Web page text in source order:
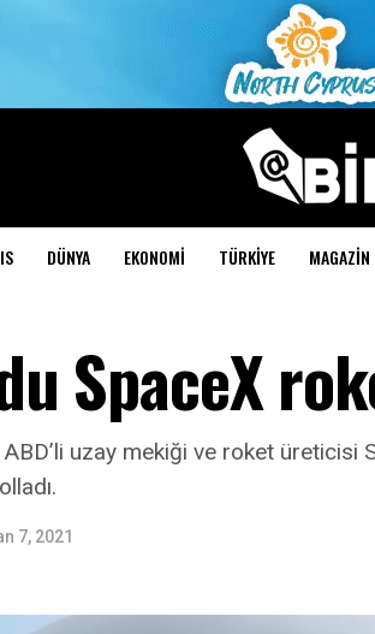
DÜNYA EKONOMI TÜRKIYE MAGAZIN
SpaceX
uzay mekiği ve roket üreticisi
7, 2021